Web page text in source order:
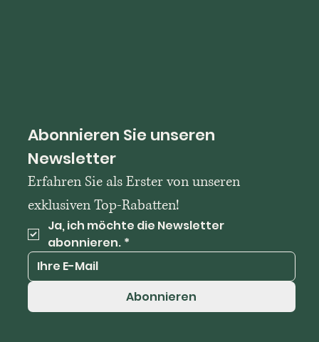
Abonnieren Sie unseren
Newsletter
Erfahren Sie als Erster von unseren
exklusiven Top-Rabatten!
Ja, ich möchte die Newsletter
abonnieren. *
Abonnieren